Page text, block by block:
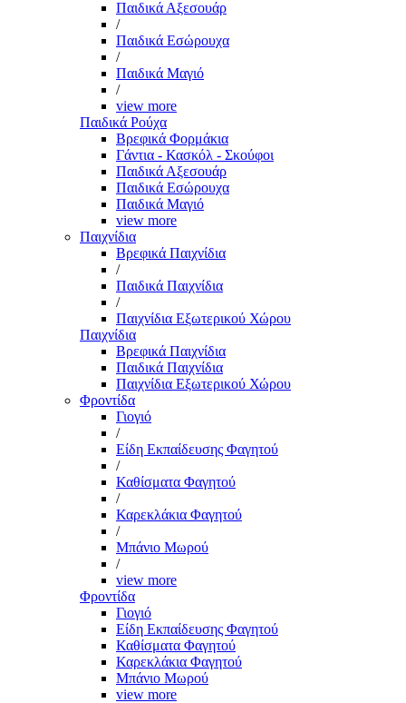
Παιδικά Αξεσουάρ
/
Παιδικά Εσώρουχα
/
Παιδικά Μαγιό
/
view more
Παιδικά Ρούχα
Βρεφικά Φορμάκια
Γάντια - Κασκόλ - Σκούφοι
Παιδικά Αξεσουάρ
Παιδικά Εσώρουχα
Παιδικά Μαγιό
view more
Παιχνίδια
Βρεφικά Παιχνίδια
/
Παιδικά Παιχνίδια
/
Παιχνίδια Εξωτερικού Χώρου
Παιχνίδια
Βρεφικά Παιχνίδια
Παιδικά Παιχνίδια
Παιχνίδια Εξωτερικού Χώρου
Φροντίδα
Γιογιό
/
Είδη Εκπαίδευσης Φαγητού
/
Καθίσματα Φαγητού
/
Καρεκλάκια Φαγητού
/
Μπάνιο Μωρού
/
view more
Φροντίδα
Γιογιό
Είδη Εκπαίδευσης Φαγητού
Καθίσματα Φαγητού
Καρεκλάκια Φαγητού
Μπάνιο Μωρού
view more